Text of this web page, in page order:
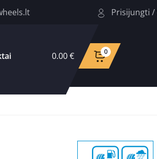
Prisijungti /
0.00 € 0